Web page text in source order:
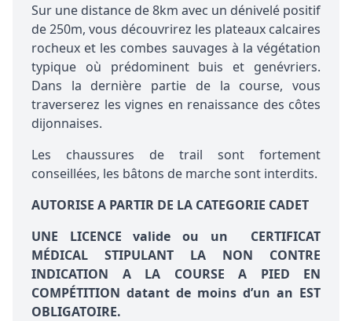
Sur une distance de 8km avec un dénivelé positif
de 250m, vous découvrirez les plateaux calcaires
rocheux et les combes sauvages à la végétation
typique où prédominent buis et genévriers.
Dans la dernière partie de la course, vous
traverserez les vignes en renaissance des côtes
dijonnaises.
Les chaussures de trail sont fortement
conseillées, les bâtons de marche sont interdits.
AUTORISE A PARTIR DE LA CATEGORIE CADET
UNE LICENCE valide ou un CERTIFICAT
MÉDICAL STIPULANT LA NON CONTRE
INDICATION A LA COURSE A PIED EN
COMPÉTITION datant de moins d’un an EST
OBLIGATOIRE.